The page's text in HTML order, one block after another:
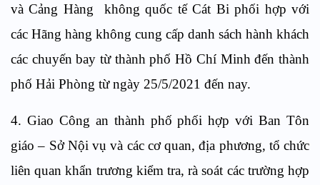
và Cảng Hàng không quốc tế Cát Bi phối hợp với
các Hãng hàng không cung cấp danh sách hành khách
các chuyến bay từ thành phố Hồ Chí Minh đến thành
phố Hải Phòng từ ngày 25/5/2021 đến nay.
4. Giao Công an thành phố phối hợp với Ban Tôn
giáo – Sở Nội vụ và các cơ quan, địa phương, tổ chức
liên quan khẩn trương kiểm tra, rà soát các trường hợp